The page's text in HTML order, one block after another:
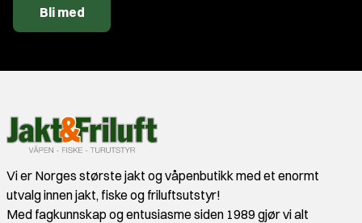
Bli med
Vi er Norges største jakt og våpenbutikk med et enormt
utvalg innen jakt, fiske og friluftsutstyr!
Med fagkunnskap og entusiasme siden 1989 gjør vi alt